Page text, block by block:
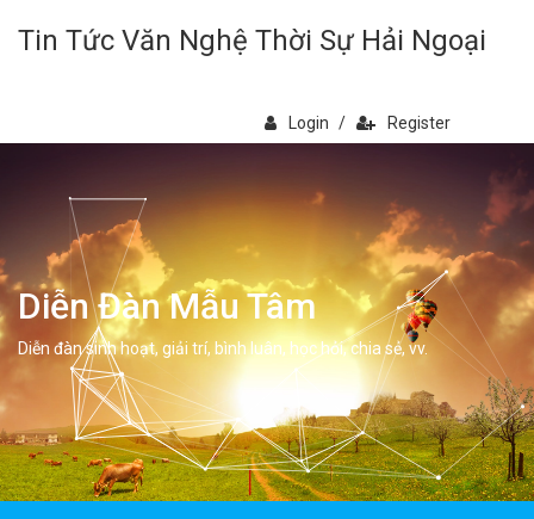
Tin Tức Văn Nghệ Thời Sự Hải Ngoại
Login / Register
Diễn Đàn Mẫu Tâm
Diễn đàn sinh hoạt, giải trí, bình luân, học hỏi, chia sẻ, vv.